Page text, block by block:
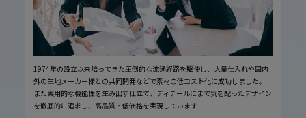
1974年の設立以来培ってきた圧倒的な流通経路を駆使し、大量仕入れや国内
外の生地メーカー様との共同開発などで素材の低コスト化に成功しました。
また実用的な機能性を生み出す仕立て、ディテールにまで気を配ったデザイン
を徹底的に追求し、高品質・低価格を実現しています